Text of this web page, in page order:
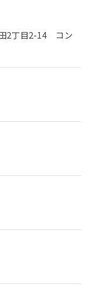
2丁目2-14 コン